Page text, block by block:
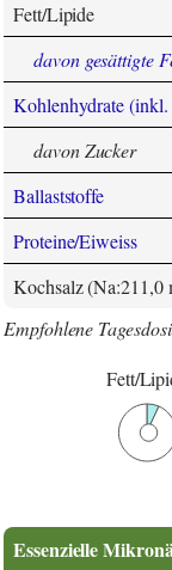
Fett/Lipide
davon gesättigte
Kohlenhydrate (inkl.
davon Zucker
Ballaststoffe
Proteine/Eiweiss
Kochsalz (Na:211,0
Empfohlene
Fett/
Essenzielle